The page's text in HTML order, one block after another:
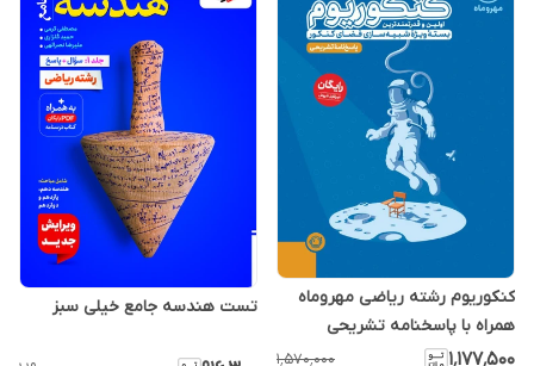
کنکوریوم رشته ریاضی مهروماه
همراه با پاسخنامه تشریحی
۱٬۱۷۷٬۵۰۰ ۱٬۵۷۰٬۰۰۰
تست هندسه جامع خیلی سبز